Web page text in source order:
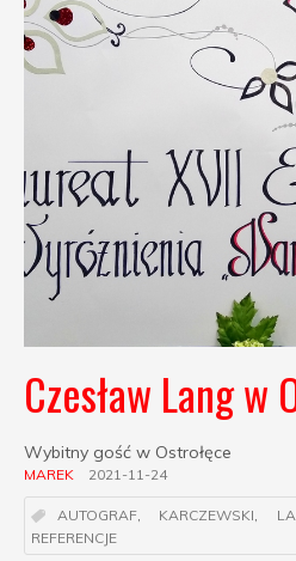
Czesław Lang w
Wybitny gość w Ostrołęce
MAREK 2021-11-24
AUTOGRAF, KARCZEWSKI,
REFERENCJE